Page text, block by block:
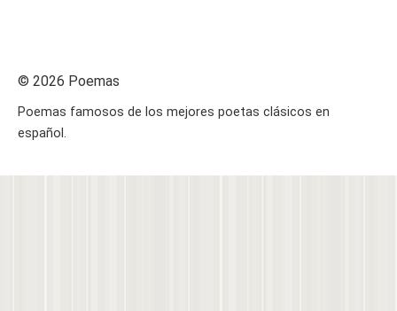
© 2026 Poemas
Poemas famosos de los mejores poetas clásicos en
español.